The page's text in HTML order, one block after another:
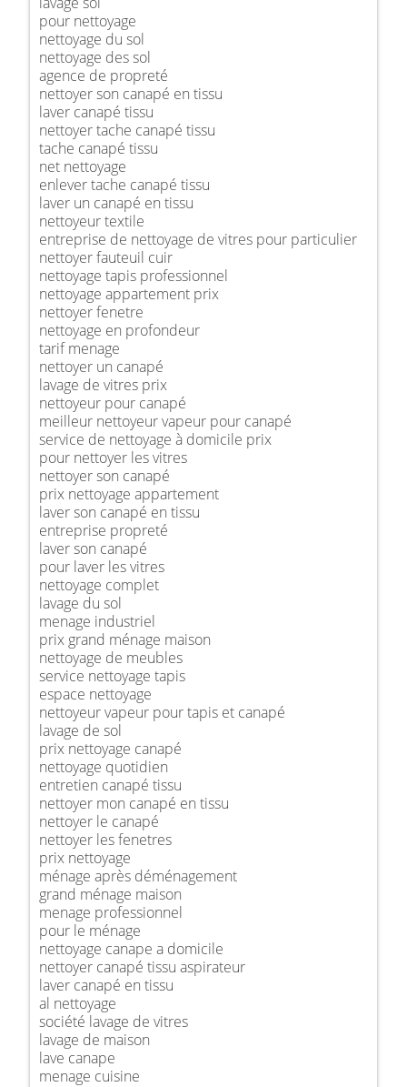
pour nettoyage
nettoyage du sol
nettoyage des sol
agence de propreté
nettoyer son canapé en tissu
laver canapé tissu
nettoyer tache canapé tissu
tache canapé tissu
net nettoyage
enlever tache canapé tissu
laver un canapé en tissu
nettoyeur textile
entreprise de nettoyage de vitres pour particulier
nettoyer fauteuil cuir
nettoyage tapis professionnel
nettoyage appartement prix
nettoyer fenetre
nettoyage en profondeur
tarif menage
nettoyer un canapé
lavage de vitres prix
nettoyeur pour canapé
meilleur nettoyeur vapeur pour canapé
service de nettoyage à domicile prix
pour nettoyer les vitres
nettoyer son canapé
prix nettoyage appartement
laver son canapé en tissu
entreprise propreté
laver son canapé
pour laver les vitres
nettoyage complet
lavage du sol
menage industriel
prix grand ménage maison
nettoyage de meubles
service nettoyage tapis
espace nettoyage
nettoyeur vapeur pour tapis et canapé
lavage de sol
prix nettoyage canapé
nettoyage quotidien
entretien canapé tissu
nettoyer mon canapé en tissu
nettoyer le canapé
nettoyer les fenetres
prix nettoyage
ménage après déménagement
grand ménage maison
menage professionnel
pour le ménage
nettoyage canape a domicile
nettoyer canapé tissu aspirateur
laver canapé en tissu
al nettoyage
société lavage de vitres
lavage de maison
lave canape
menage cuisine